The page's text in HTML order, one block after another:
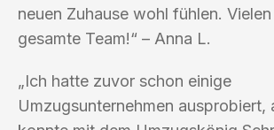
neuen Zuhause wohl fühlen.
gesamte Team!“ – Anna L.
„Ich hatte zuvor schon einige
Umzugsunternehmen ausprobiert,